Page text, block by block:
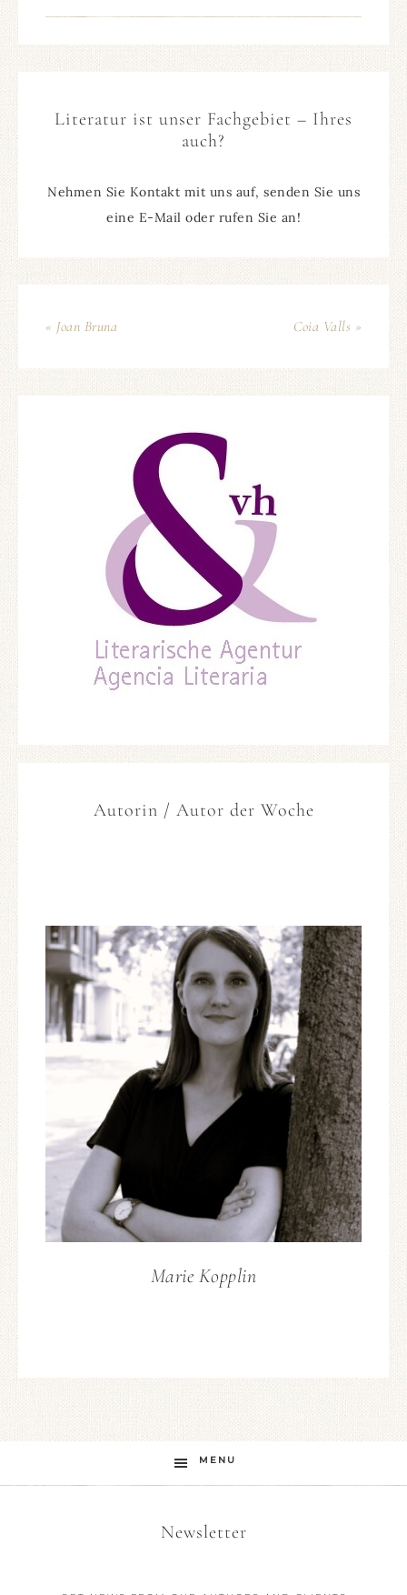
Literatur ist unser Fachgebiet – Ihres
auch?
Nehmen Sie Kontakt mit uns auf, senden Sie uns
eine E-Mail oder rufen Sie an!
« Joan Bruna Coia Valls »
Autorin / Autor der Woche
Marie Kopplin
MENU
Newsletter